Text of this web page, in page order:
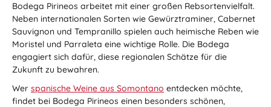
Bodega Pirineos arbeitet mit einer großen Rebsortenvielfalt.
Neben internationalen Sorten wie Gewürztraminer, Cabernet
Sauvignon und Tempranillo spielen auch heimische Reben wie
Moristel und Parraleta eine wichtige Rolle. Die Bodega
engagiert sich dafür, diese regionalen Schätze für die
Zukunft zu bewahren.
Wer spanische Weine aus Somontano entdecken möchte,
findet bei Bodega Pirineos einen besonders schönen,